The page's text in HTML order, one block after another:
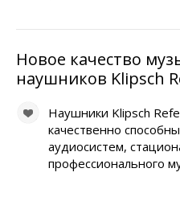
Новое качество
наушников Klipsch
Наушники Klipsch
качественно
аудиосистем,
профессионального